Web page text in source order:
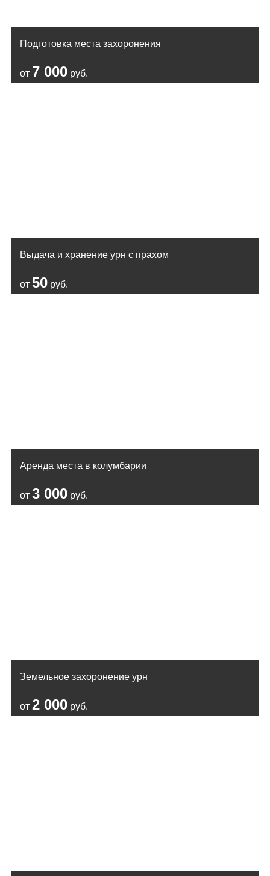
Подготовка места захоронения
от 7 000 руб.
Выдача и хранение урн с прахом
от 50 руб.
Аренда места в колумбарии
от 3 000 руб.
Земельное захоронение урн
от 2 000 руб.